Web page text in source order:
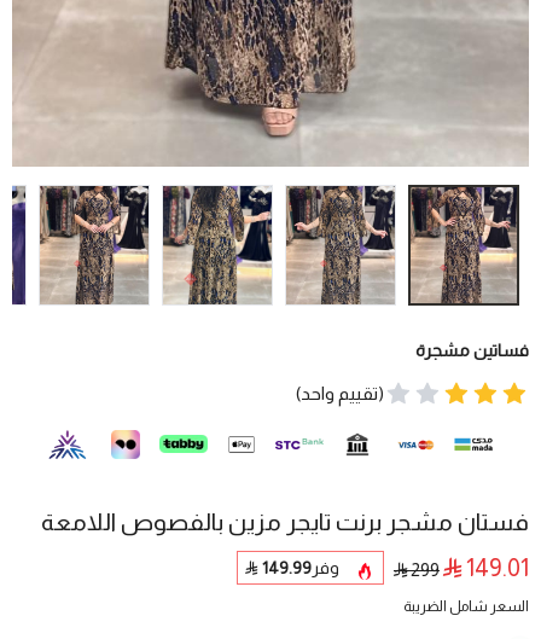
فستان مشجر برنت تايجر مزين بالفصوص اللامعة
فساتين مشجرة
(تقييم واحد)
149.01
299 وفر149.99
السعر شامل الضريبة